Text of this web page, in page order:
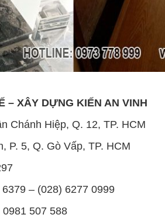
– XÂY DỰNG KIẾN AN VINH
Chánh Hiệp, Q. 12, TP. HCM
P. 5, Q. Gò Vấp, TP. HCM
– (028) 6277 0999
0981 507 588